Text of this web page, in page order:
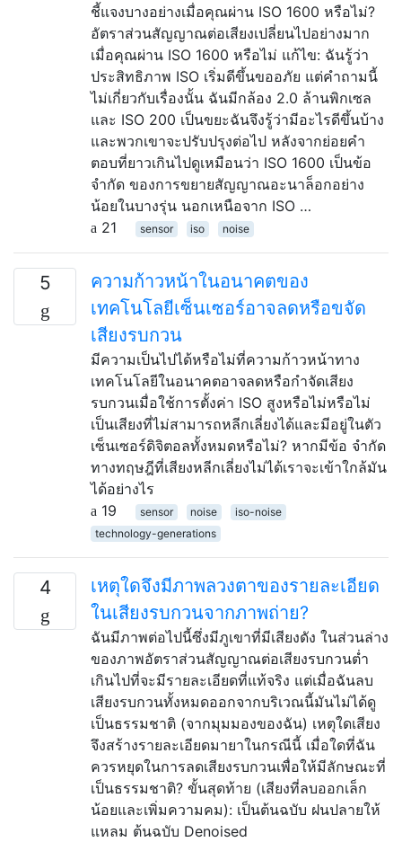
ชี้แจงบางอย่างเมื่อคุณผ่าน ISO 1600 หรือไม่?
อัตราส่วนสัญญาณต่อเสียงเปลี่ยนไปอย่างมาก
เมื่อคุณผ่าน ISO 1600 หรือไม่ แก้ไข: ฉันรู้ว่า
ประสิทธิภาพ ISO เริ่มดีขึ้นขออภัย แต่คำถามนี้
ไม่เกี่ยวกับเรื่องนั้น ฉันมีกล้อง 2.0 ล้านพิกเซล
และ ISO 200 เป็นขยะฉันจึงรู้ว่ามีอะไรดีขึ้นบ้าง
และพวกเขาจะปรับปรุงต่อไป หลังจากย่อยคำ
ตอบที่ยาวเกินไปดูเหมือนว่า ISO 1600 เป็นข้อ
จำกัด ของการขยายสัญญาณอะนาล็อกอย่าง
น้อยในบางรุ่น นอกเหนือจาก ISO …
21
sensor iso noise
5
ความก้าวหน้าในอนาคตของ
เทคโนโลยีเซ็นเซอร์อาจลดหรือขจัด
เสียงรบกวน
มีความเป็นไปได้หรือไม่ที่ความก้าวหน้าทาง
เทคโนโลยีในอนาคตอาจลดหรือกำจัดเสียง
รบกวนเมื่อใช้การตั้งค่า ISO สูงหรือไม่หรือไม่
เป็นเสียงที่ไม่สามารถหลีกเลี่ยงได้และมีอยู่ในตัว
เซ็นเซอร์ดิจิตอลทั้งหมดหรือไม่? หากมีข้อ จำกัด
ทางทฤษฎีที่เสียงหลีกเลี่ยงไม่ได้เราจะเข้าใกล้มัน
ได้อย่างไร
19
sensor noise
iso-noise
technology-generations
4
เหตุใดจึงมีภาพลวงตาของรายละเอียด
ในเสียงรบกวนจากภาพถ่าย?
ฉันมีภาพต่อไปนี้ซึ่งมีภูเขาที่มีเสียงดัง ในส่วนล่าง
ของภาพอัตราส่วนสัญญาณต่อเสียงรบกวนต่ำ
เกินไปที่จะมีรายละเอียดที่แท้จริง แต่เมื่อฉันลบ
เสียงรบกวนทั้งหมดออกจากบริเวณนี้มันไม่ได้ดู
เป็นธรรมชาติ (จากมุมมองของฉัน) เหตุใดเสียง
จึงสร้างรายละเอียดมายาในกรณีนี้ เมื่อใดที่ฉัน
ควรหยุดในการลดเสียงรบกวนเพื่อให้มีลักษณะที่
เป็นธรรมชาติ? ขั้นสุดท้าย (เสียงที่ลบออกเล็ก
น้อยและเพิ่มความคม): เป็นต้นฉบับ ฝนปลายให้
แหลม ต้นฉบับ Denoised